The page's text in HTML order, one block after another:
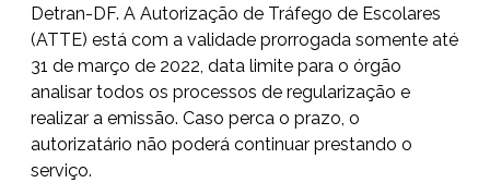
Detran-DF. A Autorização de Tráfego de Escolares
(ATTE) está com a validade prorrogada somente até
31 de março de 2022, data limite para o órgão
analisar todos os processos de regularização e
realizar a emissão. Caso perca o prazo, o
autorizatário não poderá continuar prestando o
serviço.